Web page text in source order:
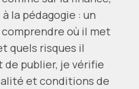
la pédagogie : un
où il met
quels risques il
de publier, je vérifie
et conditions de